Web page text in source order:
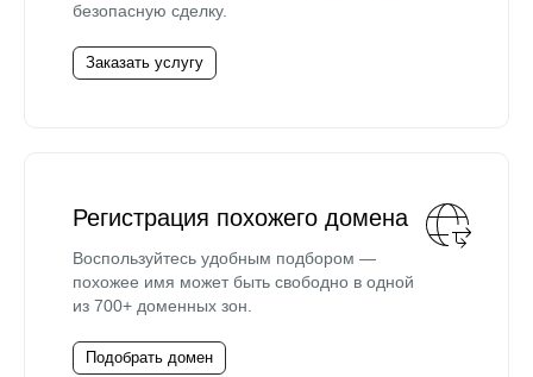
безопасную сделку.
Заказать услугу
Регистрация похожего домена
Воспользуйтесь удобным подбором —
похожее имя может быть свободно в одной
из 700+ доменных зон.
Подобрать домен